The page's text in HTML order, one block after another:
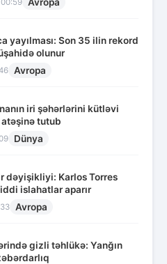
yayılması: Son 35 ilin rekord
olunur
Avropa
iri şəhərlərini kütləvi
tutub
Dünya
dəyişikliyi: Karlos Torres
islahatlar aparır
Avropa
gizli təhlükə: Yanğın